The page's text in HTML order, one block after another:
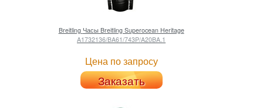
Breitling Часы Breitling Superocean Heritage
A1732136/BA61/743P/A20BA.1
Цена по запросу
Заказать